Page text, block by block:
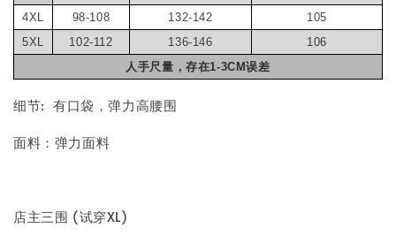
4XL
98-108 132-142
105
5XL
102-112 136-146
106
人手尺量，存在1-3CM误差
细节: 有口袋，弹力高腰围
面料：弹力面料
店主三围 (试穿XL)